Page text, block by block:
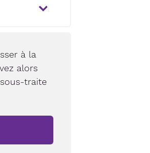
à la
alors
traite